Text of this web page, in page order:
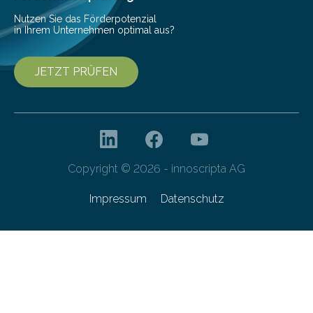
von 20…
Nutzen Sie das Förderpotenzial
in Ihrem Unternehmen optimal aus?
JETZT PRÜFEN
Copyright © 2026 - innoscripta AG
Impressum Datenschutz